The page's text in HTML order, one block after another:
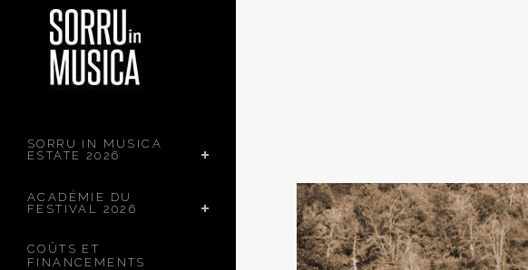
SORRU IN MUSICA
ESTATE 2026
ACADÉMIE DU
FESTIVAL 2026
COÛTS ET
FINANCEMENTS